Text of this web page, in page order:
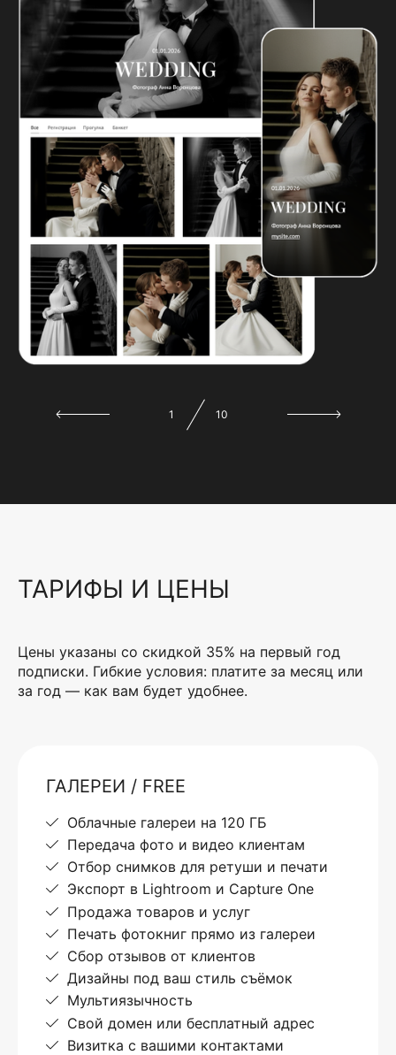
1 10
ТАРИФЫ И ЦЕНЫ
Цены указаны со скидкой 35% на первый год
подписки. Гибкие условия: платите за месяц или
за год — как вам будет удобнее.
ГАЛЕРЕИ / FREE
Облачные галереи на 120 ГБ
Передача фото и видео клиентам
Отбор снимков для ретуши и печати
Экспорт в Lightroom и Capture One
Продажа товаров и услуг
Печать фотокниг прямо из галереи
Сбор отзывов от клиентов
Дизайны под ваш стиль съёмок
Мультиязычность
Свой домен или бесплатный адрес
Визитка с вашими контактами